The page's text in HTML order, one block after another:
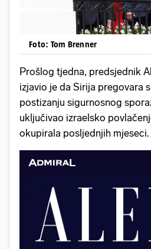
Foto: Tom Brenner
Prošlog tjedna, predsjednik
izjavio je da Sirija pregovara
postizanju sigurnosnog
uključivao izraelsko
okupirala posljednjih mjeseci.